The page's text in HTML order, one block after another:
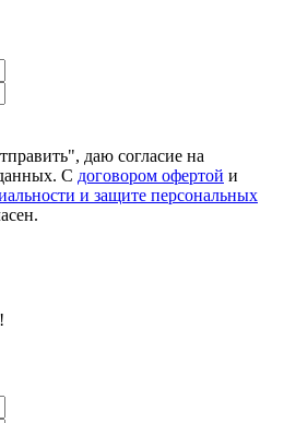
даю согласие на
С договором офертой и
и защите персональных